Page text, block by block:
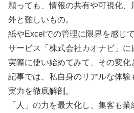
願っても、情報の共有や可視化
外と難しいもの。
紙やExcelでの管理に限界を感じ
サービス「株式会社カオナビ」に
実際に使い始めてみて、その変
記事では、私自身のリアルな体
実力を徹底解剖。
「人」の力を最大化し、集客も